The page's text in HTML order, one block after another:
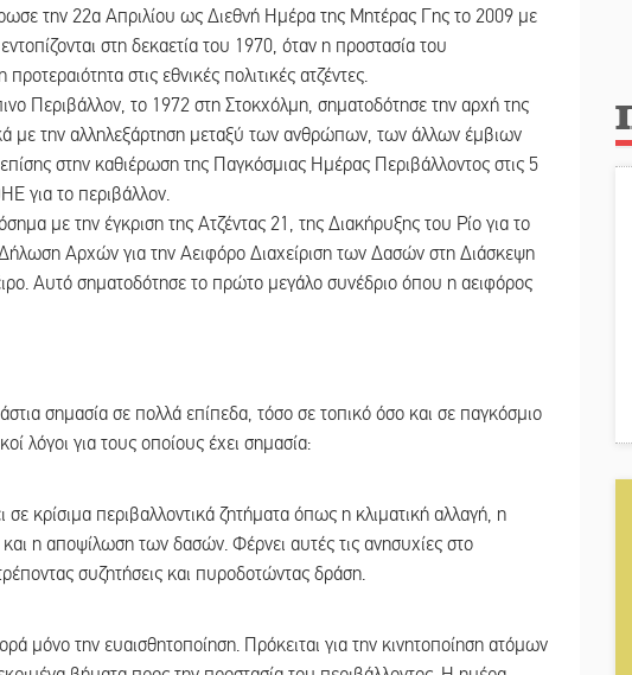
την 22α Απριλίου ως Διεθνή Ημέρα της Μητέρας Γης το 2009 με
στη δεκαετία του 1970, όταν η προστασία του
στις εθνικές πολιτικές ατζέντες.
Περιβάλλον, το 1972 στη Στοκχόλμη, σηματοδότησε την αρχή της
με την αλληλεξάρτηση μεταξύ των ανθρώπων, των άλλων έμβιων
στην καθιέρωση της Παγκόσμιας Ημέρας Περιβάλλοντος στις 5
για το περιβάλλον.
με την έγκριση της Ατζέντας 21, της Διακήρυξης του Ρίο για το
Αρχών για την Αειφόρο Διαχείριση των Δασών στη Διάσκεψη
Αυτό σηματοδότησε το πρώτο μεγάλο συνέδριο όπου η αειφόρος
σημασία σε πολλά επίπεδα, τόσο σε τοπικό όσο και σε παγκόσμιο
λόγοι για τους οποίους έχει σημασία:
κρίσιμα περιβαλλοντικά ζητήματα όπως η κλιματική αλλαγή, η
η αποψίλωση των δασών. Φέρνει αυτές τις ανησυχίες στο
συζητήσεις και πυροδοτώντας δράση.
μόνο την ευαισθητοποίηση. Πρόκειται για την κινητοποίηση ατόμων